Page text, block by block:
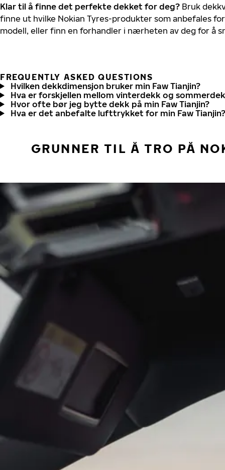
Klar til å finne det perfekte dekket for deg? Bruk
finne ut hvilke Nokian Tyres-produkter som anbefales
modell, eller finn en forhandler i nærheten av deg for å
FREQUENTLY ASKED QUESTIONS
Hvilken dekkdimensjon bruker min Faw Tianjin?
Hva er forskjellen mellom vinterdekk og
Hvor ofte bør jeg bytte dekk på min Faw Tianjin?
Hva er det anbefalte lufttrykket for min Faw Tianjin?
GRUNNER TIL Å TRO PÅ